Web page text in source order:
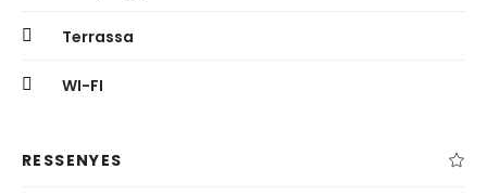
Terrassa
WI-FI
RESSENYES